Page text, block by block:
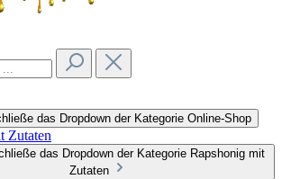
das Dropdown der Kategorie Online-Shop
Zutaten
das Dropdown der Kategorie Rapshonig mit
Zutaten